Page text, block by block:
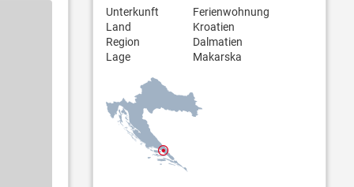
Unterkunft
Ferienwohnung
Land
Kroatien
Region
Dalmatien
Lage
Makarska